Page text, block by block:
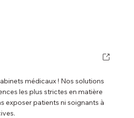
médicaux ! Nos solutions
les plus strictes en matière
exposer patients ni soignants à